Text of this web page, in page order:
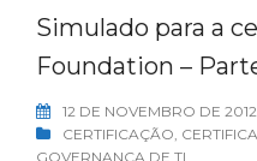
Simulado para a
Foundation –
12 DE NOVEMBRO DE 2012
CERTIFICAÇÃO,
GOVERNANÇA DE TI